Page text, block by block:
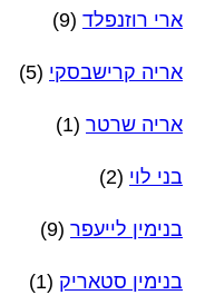
ארי רוזנפלד (9)
אריה קרישבסקי (5)
אריה שרטר (1)
בני לוי (2)
בנימין לייעפר (9)
בנימין סטאריק (1)